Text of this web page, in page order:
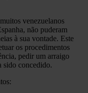
venezuelanos
não puderam
à sua vontade. Este
os procedimentos
pedir um arraigo
sido concedido.